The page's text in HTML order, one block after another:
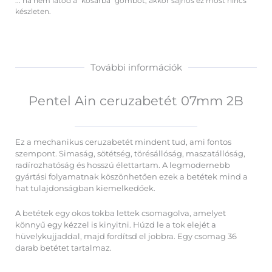
készleten.
További információk
Pentel Ain ceruzabetét 07mm 2B
Ez a mechanikus ceruzabetét mindent tud, ami fontos
szempont. Simaság, sötétség, törésállóság, maszatállóság,
radírozhatóság és hosszú élettartam. A legmodernebb
gyártási folyamatnak köszönhetően ezek a betétek mind a
hat tulajdonságban kiemelkedőek.
A betétek egy okos tokba lettek csomagolva, amelyet
könnyű egy kézzel is kinyitni. Húzd le a tok elejét a
hüvelykujjaddal, majd fordítsd el jobbra. Egy csomag 36
darab betétet tartalmaz.